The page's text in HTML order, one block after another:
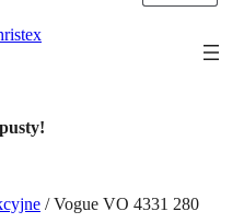
/ Vogue VO 4331 280